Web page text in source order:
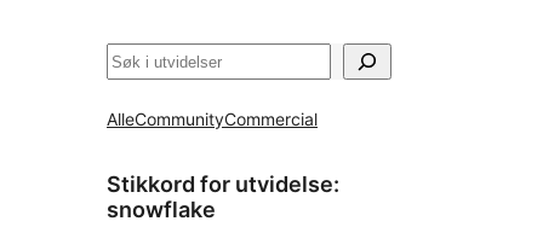
Søk
AlleCommunityCommercial
Stikkord for utvidelse:
snowflake